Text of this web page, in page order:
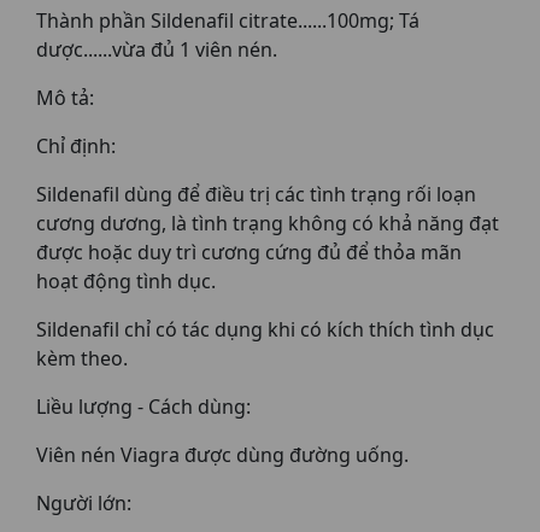
Thành phần Sildenafil citrate......100mg; Tá
dược......vừa đủ 1 viên nén.
Mô tả:
Chỉ định:
Sildenafil dùng để điều trị các tình trạng rối loạn
cương dương, là tình trạng không có khả năng đạt
được hoặc duy trì cương cứng đủ để thỏa mãn
hoạt động tình dục.
Sildenafil chỉ có tác dụng khi có kích thích tình dục
kèm theo.
Liều lượng - Cách dùng:
Viên nén Viagra được dùng đường uống.
Người lớn: